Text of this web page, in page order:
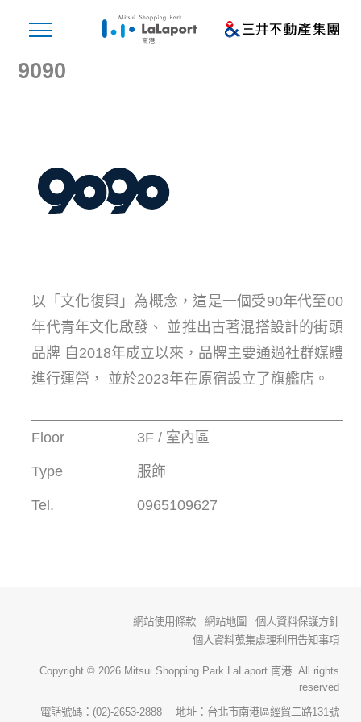
9090
以「文化復興」為概念，這是一個受90年代至00
年代青年文化啟發、 並推出古著混搭設計的街頭
品牌 自2018年成立以來，品牌主要通過社群媒體
進行運營， 並於2023年在原宿設立了旗艦店。
Floor 3F / 室內區
Type 服飾
Tel. 0965109627
網站使用條款 網站地圖
個人資料保護方針
個人資料蒐集處理利用告知事項
Copyright © 2026 Mitsui Shopping Park LaLaport 南港. All rights
reserved
電話號碼：(02)-2653-2888 地址：台北市南港區經貿二路131號